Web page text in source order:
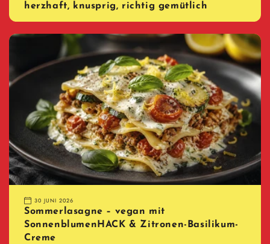
herzhaft, knusprig, richtig gemütlich
30 JUNI 2026
Sommerlasagne – vegan mit
SonnenblumenHACK & Zitronen-Basilikum-
Creme